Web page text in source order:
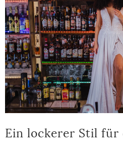
Ein lockerer Stil für